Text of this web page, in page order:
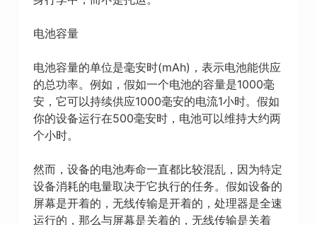
电池容量
电池容量的单位是毫安时(mAh)，表示电池能供应
的总功率。例如，假如一个电池的容量是1000毫
安，它可以持续供应1000毫安的电流1小时。假如
你的设备运行在500毫安时，电池可以维持大约两
个小时。
然而，设备的电池寿命一直都比较混乱，因为特定
设备消耗的电量取决于它执行的任务。假如设备的
屏幕是开着的，无线传输是开着的，处理器是全速
运行的，那么与屏幕是关着的，无线传输是关着